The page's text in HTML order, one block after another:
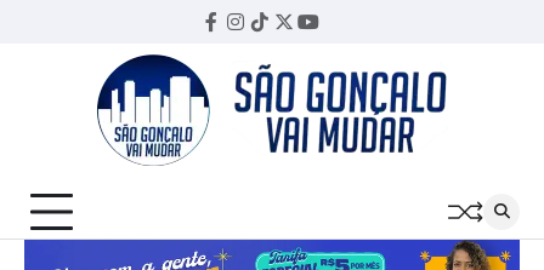
Facebook
Instagram
TikTok
TwitterYouTube